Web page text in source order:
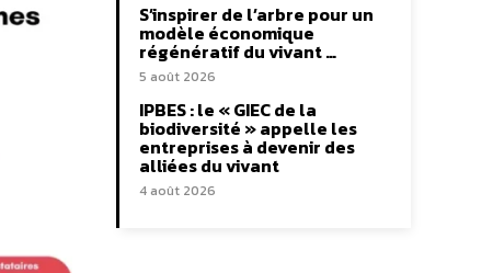
S’inspirer de l’arbre pour un
modèle économique
régénératif du vivant …
5 août 2026
IPBES : le « GIEC de la
biodiversité » appelle les
entreprises à devenir des
alliées du vivant
4 août 2026